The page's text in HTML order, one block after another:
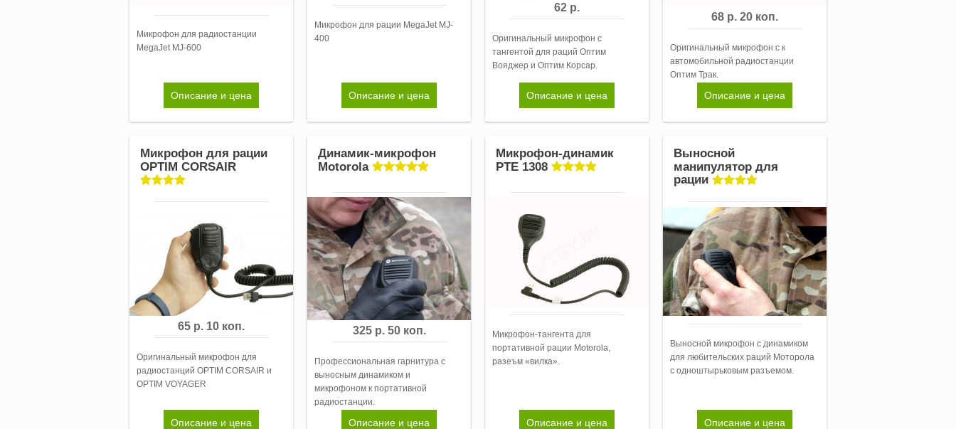
Микрофон для радиостанции
MegaJet MJ-600
Описание и цена
Микрофон для рации MegaJet MJ-
400
Описание и цена
62 р.
Оригинальный микрофон с
тангентой для раций Оптим
Вояджер и Оптим Корсар.
Описание и цена
68 р. 20 коп.
Оригинальный микрофон с к
автомобильной радиостанции
Оптим Трак.
Описание и цена
Микрофон для рации
OPTIM CORSAIR
65 р. 10 коп.
Оригинальный микрофон для
радиостанций OPTIM CORSAIR и
OPTIM VOYAGER
Описание и цена
Динамик-микрофон
Motorola
325 р. 50 коп.
Профессиональная гарнитура с
выносным динамиком и
микрофоном к портативной
радиостанции.
Описание и цена
Микрофон-динамик
PTE 1308
Микрофон-тангента для
портативной рации Motorola,
разеъм «вилка».
Описание и цена
Выносной
манипулятор для
рации
Выносной микрофон с динамиком
для любительских раций Моторола
с одноштырьковым разъемом.
Описание и цена